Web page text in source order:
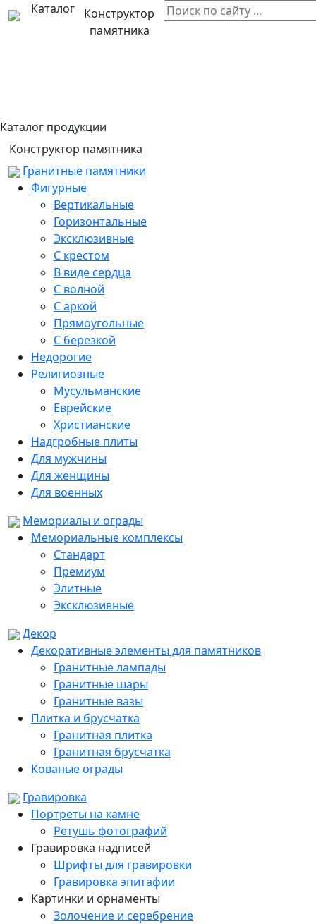
Каталог
Конструктор
памятника
Каталог продукции
Конструктор памятника
Гранитные памятники
Фигурные
Вертикальные
Горизонтальные
Эксклюзивные
С крестом
В виде сердца
С волной
С аркой
Прямоугольные
С березкой
Недорогие
Религиозные
Мусульманские
Еврейские
Христианские
Надгробные плиты
Для мужчины
Для женщины
Для военных
Мемориалы и ограды
Мемориальные комплексы
Стандарт
Премиум
Элитные
Эксклюзивные
Декор
Декоративные элементы для памятников
Гранитные лампады
Гранитные шары
Гранитные вазы
Плитка и брусчатка
Гранитная плитка
Гранитная брусчатка
Кованые ограды
Гравировка
Портреты на камне
Ретушь фотографий
Гравировка надписей
Шрифты для гравировки
Гравировка эпитафии
Картинки и орнаменты
Золочение и серебрение